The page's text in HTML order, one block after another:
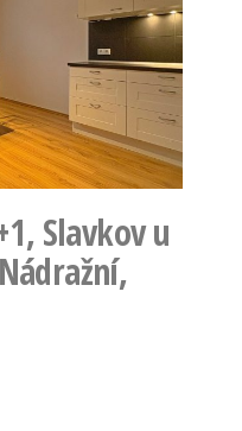
Slavkov u